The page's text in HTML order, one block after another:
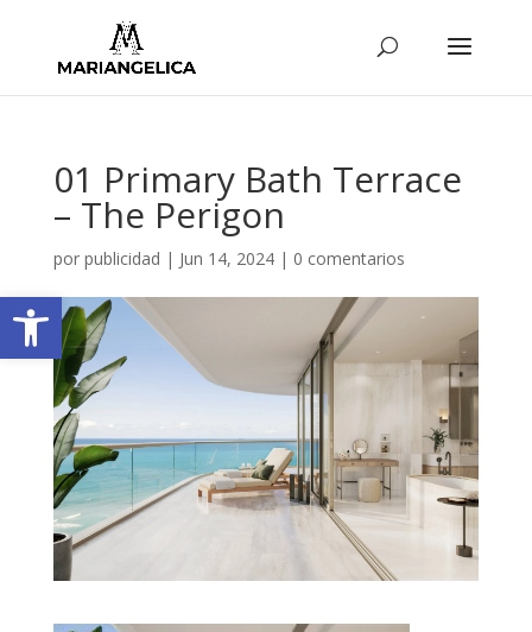
Abrir barra de herramientas
01 Primary Bath Terrace
– The Perigon
por publicidad | Jun 14, 2024| 0 comentarios